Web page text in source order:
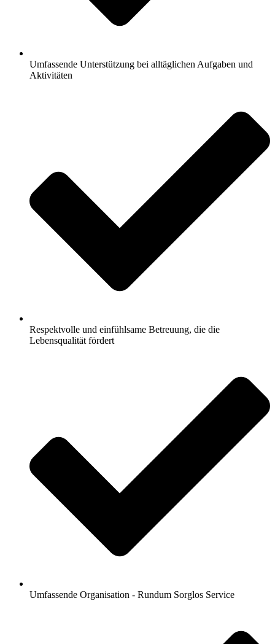
Umfassende Unterstützung bei alltäglichen Aufgaben und
Aktivitäten
Respektvolle und einfühlsame Betreuung, die die
Lebensqualität fördert
Umfassende Organisation - Rundum Sorglos Service